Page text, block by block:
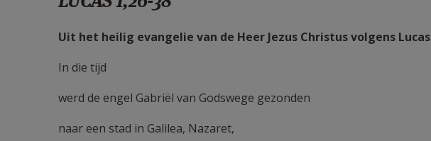
Uit het heilig evangelie van de Heer Jezus Christus volgens Lucas
In die tijd
werd de engel Gabriël van Godswege gezonden
naar een stad in Galilea, Nazaret,